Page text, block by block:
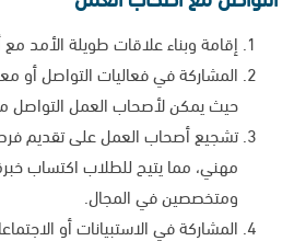
إقامة وبناء علاقات طويلة الأمد
المشاركة في فعاليات التواصل أو
حيث يمكن لأصحاب العمل التواصل
تشجيع أصحاب العمل على تقديم فرص
مهني، مما يتيح للطلاب اكتساب
ومتخصصين في المجال.
المشاركة في الاستبيانات أو